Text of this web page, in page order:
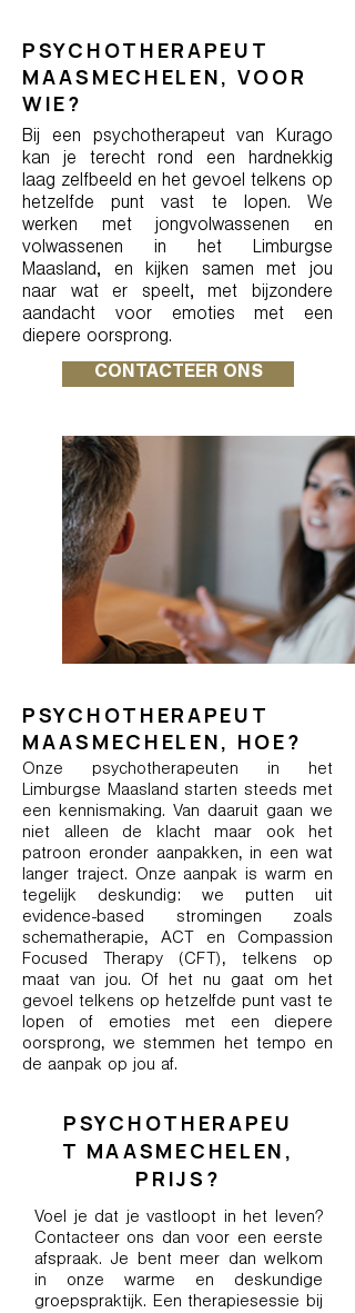
PSYCHOTHERAPEUT
MAASMECHELEN, VOOR
WIE?
Bij een psychotherapeut van Kurago
kan je terecht rond een hardnekkig
laag zelfbeeld en het gevoel telkens op
hetzelfde punt vast te lopen. We
werken met jongvolwassenen en
volwassenen in het Limburgse
Maasland, en kijken samen met jou
naar wat er speelt, met bijzondere
aandacht voor emoties met een
diepere oorsprong.
CONTACTEER ONS
PSYCHOTHERAPEUT
MAASMECHELEN, HOE?
Onze psychotherapeuten in het
Limburgse Maasland starten steeds met
een kennismaking. Van daaruit gaan we
niet alleen de klacht maar ook het
patroon eronder aanpakken, in een wat
langer traject. Onze aanpak is warm en
tegelijk deskundig: we putten uit
evidence-based stromingen zoals
schematherapie, ACT en Compassion
Focused Therapy (CFT), telkens op
maat van jou. Of het nu gaat om het
gevoel telkens op hetzelfde punt vast te
lopen of emoties met een diepere
oorsprong, we stemmen het tempo en
de aanpak op jou af.
PSYCHOTHERAPEU
T MAASMECHELEN,
PRIJS?
Voel je dat je vastloopt in het leven?
Contacteer ons dan voor een eerste
afspraak. Je bent meer dan welkom
in onze warme en deskundige
groepspraktijk. Een therapiesessie bij